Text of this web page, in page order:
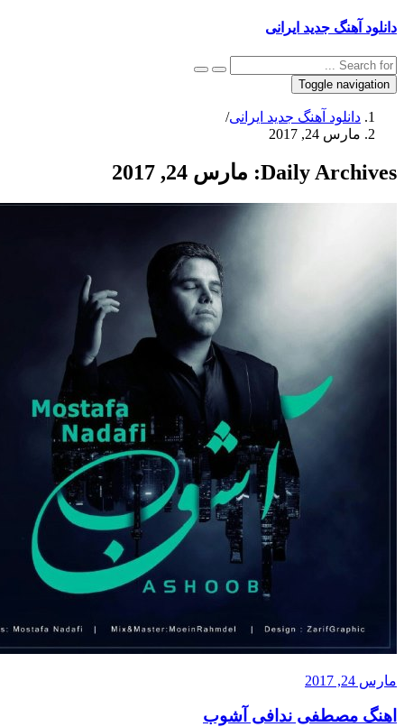
جدید ایرانی
Toggle
آهنگ جدید ایرانی/
24, 2017
Daily مارس 24, 2017
ندافی آشوب